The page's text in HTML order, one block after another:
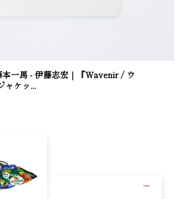
一馬 - 伊藤志宏｜『Wavenir / ウ
ャケッ...